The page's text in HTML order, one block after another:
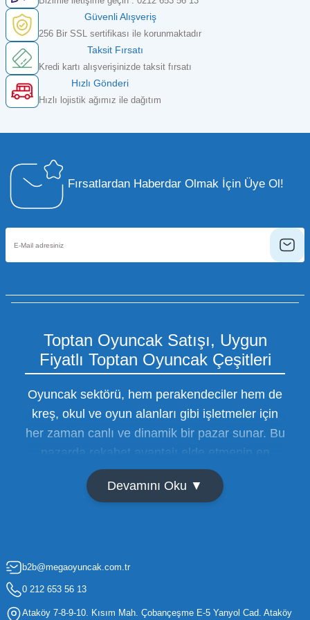
Güvenli Alışveriş
256 Bir SSL sertifikası ile korunmaktadır
Taksit Fırsatı
Kredi kartı alışverişinizde taksit fırsatı
Hızlı Gönderi
Hızlı lojistik ağımız ile dağıtım
Fırsatlardan Haberdar Olmak İçin Üye Ol!
Toptan Oyuncak Satışı, Uygun
Fiyatlı Toptan Oyuncak Çeşitleri
Oyuncak sektörü, hem perakendeciler hem de
kreş, okul ve oyun alanları gibi işletmeler için
her zaman canlı ve dinamik bir pazar sunar. Bu
pazarda rekabet avantajı elde etmenin en
temel yolu ise doğru tedarikçiyi bulmaktan
geçer. Toptan oyuncak satışı süreçlerinde
hızla değişen trendlere sahip olduğu için,
işletmelerin stoklarını güncel tutması ve her
yaş grubuna hitap eden ürünleri bünyesinde
Devamını Oku ▼
b2b@megaoyuncak.com.tr
0 212 653 56 13
Ataköy 7-8-9-10. Kısım Mah. Çobançeşme E-5 Yanyol Cad. Ataköy